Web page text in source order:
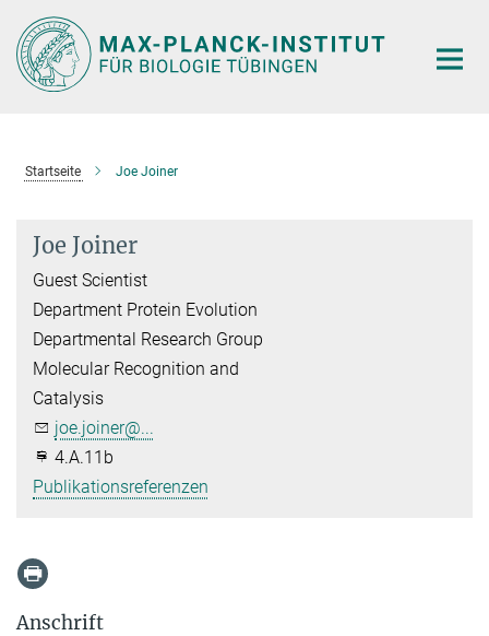
Hauptinhalt
Startseite Joe Joiner
Joe Joiner
Guest Scientist
Department Protein Evolution
Departmental Research Group
Molecular Recognition and
Catalysis
joe.joiner@...
4.A.11b
Publikationsreferenzen
Anschrift